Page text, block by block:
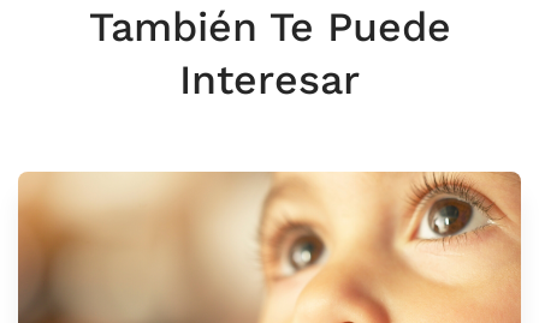
También Te Puede
Interesar